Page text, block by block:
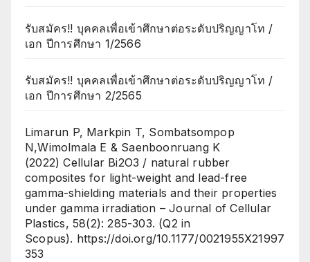
รับสมัคร!! บุคคลเพื่อเข้าศึกษาต่อระดับปริญญาโท /
เอก ปีการศึกษา 1/2566
รับสมัคร!! บุคคลเพื่อเข้าศึกษาต่อระดับปริญญาโท /
เอก ปีการศึกษา 2/2565
Limarun P, Markpin T, Sombatsompop
N,Wimolmala E & Saenboonruang K
(2022) Cellular Bi2O3 / natural rubber
composites for light-weight and lead-free
gamma-shielding materials and their properties
under gamma irradiation – Journal of Cellular
Plastics, 58(2): 285-303. (Q2 in
Scopus). https://doi.org/10.1177/0021955X21997
353